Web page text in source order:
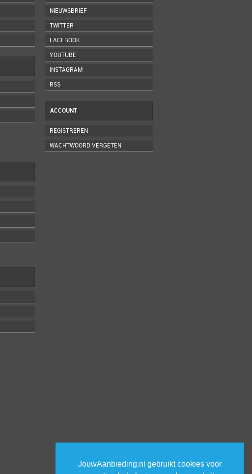
JouwAanbieding.nl gebruikt cookies voor
NIEUWSBRIEF
TWITTER
FACEBOOK
YOUTUBE
INSTAGRAM
RSS
ACCOUNT
REGISTREREN
WACHTWOORD VERGETEN